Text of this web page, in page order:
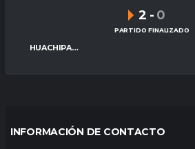
HUACHIPATO ESPORTS
2 - 0
PARTIDO FINALIZADO
INFORMACIÓN DE CONTACTO